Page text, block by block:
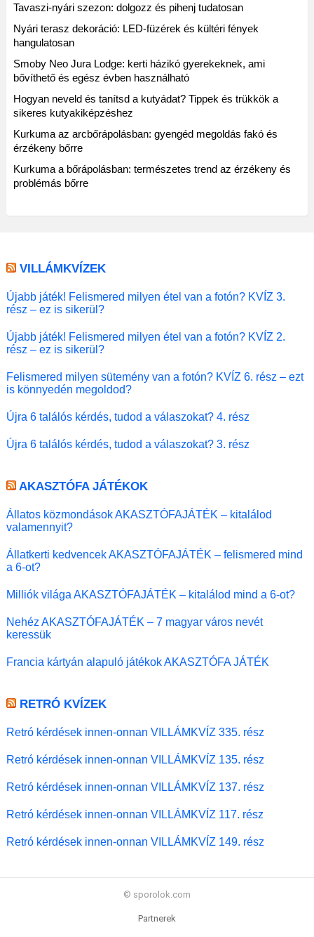
Tavaszi-nyári szezon: dolgozz és pihenj tudatosan
Nyári terasz dekoráció: LED-füzérek és kültéri fények
hangulatosan
Smoby Neo Jura Lodge: kerti házikó gyerekeknek, ami
bővíthető és egész évben használható
Hogyan neveld és tanítsd a kutyádat? Tippek és trükkök a
sikeres kutyakiképzéshez
Kurkuma az arcbőrápolásban: gyengéd megoldás fakó és
érzékeny bőrre
Kurkuma a bőrápolásban: természetes trend az érzékeny és
problémás bőrre
VILLÁMKVÍZEK
Újabb játék! Felismered milyen étel van a fotón? KVÍZ 3.
rész – ez is sikerül?
Újabb játék! Felismered milyen étel van a fotón? KVÍZ 2.
rész – ez is sikerül?
Felismered milyen sütemény van a fotón? KVÍZ 6. rész – ezt
is könnyedén megoldod?
Újra 6 találós kérdés, tudod a válaszokat? 4. rész
Újra 6 találós kérdés, tudod a válaszokat? 3. rész
AKASZTÓFA JÁTÉKOK
Állatos közmondások AKASZTÓFAJÁTÉK – kitalálod
valamennyit?
Állatkerti kedvencek AKASZTÓFAJÁTÉK – felismered mind
a 6-ot?
Milliók világa AKASZTÓFAJÁTÉK – kitalálod mind a 6-ot?
Nehéz AKASZTÓFAJÁTÉK – 7 magyar város nevét
keressük
Francia kártyán alapuló játékok AKASZTÓFA JÁTÉK
RETRÓ KVÍZEK
Retró kérdések innen-onnan VILLÁMKVÍZ 335. rész
Retró kérdések innen-onnan VILLÁMKVÍZ 135. rész
Retró kérdések innen-onnan VILLÁMKVÍZ 137. rész
Retró kérdések innen-onnan VILLÁMKVÍZ 117. rész
Retró kérdések innen-onnan VILLÁMKVÍZ 149. rész
© sporolok.com
Partnerek